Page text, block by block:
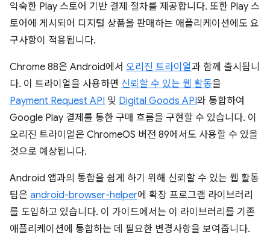
익숙한 Play 스토어 기반 결제 절차를 제공합니다. 또한 Play 스
토어에 게시되어 디지털 상품을 판매하는 애플리케이션에도 요
구사항이 적용됩니다.
Chrome 88은 Android에서 오리진 트라이얼과 함께 출시됩니
다. 이 트라이얼을 사용하면 신뢰할 수 있는 웹 활동을
Payment Request API 및 Digital Goods API와 통합하여
Google Play 결제를 통한 구매 흐름을 구현할 수 있습니다. 이
오리진 트라이얼은 ChromeOS 버전 89에서도 사용할 수 있을
것으로 예상됩니다.
Android 앱과의 통합을 쉽게 하기 위해 신뢰할 수 있는 웹 활동
팀은 android-browser-helper에 확장 프로그램 라이브러리
를 도입하고 있습니다. 이 가이드에서는 이 라이브러리를 기존
애플리케이션에 통합하는 데 필요한 변경사항을 보여줍니다.